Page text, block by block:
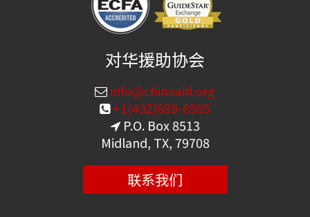
对华援助协会
info@chinaaid.org
+1(432)689-6985
P.O. Box 8513
Midland, TX, 79708
联系我们